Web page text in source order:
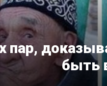
пар,
быть